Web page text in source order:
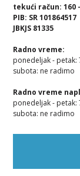
tekući račun: 160
PIB: SR 101864517
JBKJS 81335
Radno vreme:
ponedeljak - petak:
subota: ne radimo
Radno vreme
ponedeljak - petak:
subota: ne radimo